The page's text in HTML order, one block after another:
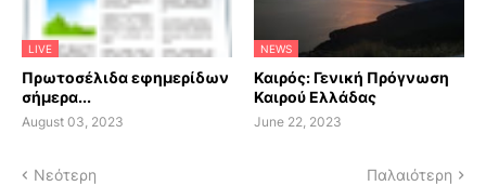
LIVE
Πρωτοσέλιδα εφημερίδων
σήμερα...
August 03, 2023
NEWS
Καιρός: Γενική Πρόγνωση
Καιρού Ελλάδας
June 22, 2023
Νεότερη Παλαιότερη